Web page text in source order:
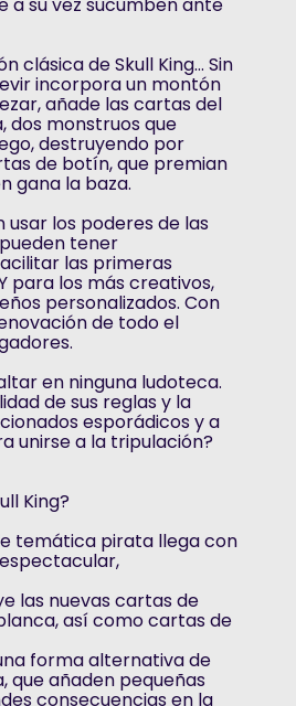
clásica de Skull King... Sin
incorpora un montón
añade las cartas del
dos monstruos que
destruyendo por
de botín, que premian
gana la baza.
usar los poderes de las
tener
las primeras
para los más creativos,
personalizados. Con
de todo el
en ninguna ludoteca.
de sus reglas y la
esporádicos y a
unirse a la tripulación?
King?
temática pirata llega con
las nuevas cartas de
así como cartas de
forma alternativa de
que añaden pequeñas
consecuencias en la